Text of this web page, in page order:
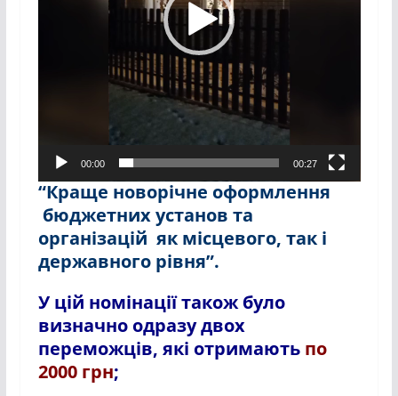
00:00 00:27
“Краще новорічне оформлення
бюджетних установ та
організацій як місцевого, так і
державного рівня”.
У цій номінації також було
визначно одразу двох
переможців, які отримають по
2000 грн;